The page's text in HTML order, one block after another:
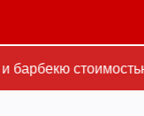
барбекю